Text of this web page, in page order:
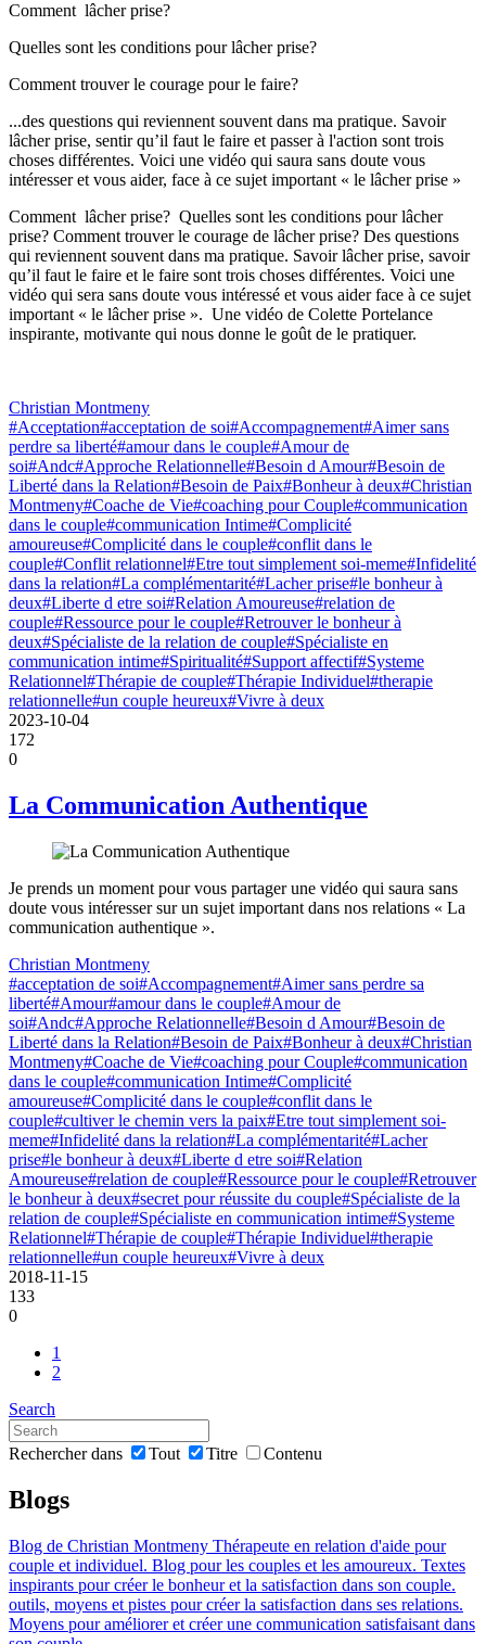
Comment lâcher prise?
Quelles sont les conditions pour lâcher prise?
Comment trouver le courage pour le faire?
...des questions qui reviennent souvent dans ma pratique. Savoir
lâcher prise, sentir qu’il faut le faire et passer à l'action sont trois
choses différentes. Voici une vidéo qui saura sans doute vous
intéresser et vous aider, face à ce sujet important « le lâcher prise »
Comment lâcher prise? Quelles sont les conditions pour lâcher
prise? Comment trouver le courage de lâcher prise? Des questions
qui reviennent souvent dans ma pratique. Savoir lâcher prise, savoir
qu’il faut le faire et le faire sont trois choses différentes. Voici une
vidéo qui sera sans doute vous intéressé et vous aider face à ce sujet
important « le lâcher prise ». Une vidéo de Colette Portelance
inspirante, motivante qui nous donne le goût de le pratiquer.
Christian Montmeny
#Acceptation#acceptation de soi#Accompagnement#Aimer sans
perdre sa liberté#amour dans le couple#Amour de
soi#Andc#Approche Relationnelle#Besoin d Amour#Besoin de
Liberté dans la Relation#Besoin de Paix#Bonheur à deux#Christian
Montmeny#Coache de Vie#coaching pour Couple#communication
dans le couple#communication Intime#Complicité
amoureuse#Complicité dans le couple#conflit dans le
couple#Conflit relationnel#Etre tout simplement soi-meme#Infidelité
dans la relation#La complémentarité#Lacher prise#le bonheur à
deux#Liberte d etre soi#Relation Amoureuse#relation de
couple#Ressource pour le couple#Retrouver le bonheur à
deux#Spécialiste de la relation de couple#Spécialiste en
communication intime#Spiritualité#Support affectif#Systeme
Relationnel#Thérapie de couple#Thérapie Individuel#therapie
relationnelle#un couple heureux#Vivre à deux
2023-10-04
172
0
La Communication Authentique
Je prends un moment pour vous partager une vidéo qui saura sans
doute vous intéresser sur un sujet important dans nos relations « La
communication authentique ».
Christian Montmeny
#acceptation de soi#Accompagnement#Aimer sans perdre sa
liberté#Amour#amour dans le couple#Amour de
soi#Andc#Approche Relationnelle#Besoin d Amour#Besoin de
Liberté dans la Relation#Besoin de Paix#Bonheur à deux#Christian
Montmeny#Coache de Vie#coaching pour Couple#communication
dans le couple#communication Intime#Complicité
amoureuse#Complicité dans le couple#conflit dans le
couple#cultiver le chemin vers la paix#Etre tout simplement soi-
meme#Infidelité dans la relation#La complémentarité#Lacher
prise#le bonheur à deux#Liberte d etre soi#Relation
Amoureuse#relation de couple#Ressource pour le couple#Retrouver
le bonheur à deux#secret pour réussite du couple#Spécialiste de la
relation de couple#Spécialiste en communication intime#Systeme
Relationnel#Thérapie de couple#Thérapie Individuel#therapie
relationnelle#un couple heureux#Vivre à deux
2018-11-15
133
0
1
2
Search
Rechercher dans Tout Titre Contenu
Blogs
Blog de Christian Montmeny Thérapeute en relation d'aide pour
couple et individuel. Blog pour les couples et les amoureux. Textes
inspirants pour créer le bonheur et la satisfaction dans son couple.
outils, moyens et pistes pour créer la satisfaction dans ses relations.
Moyens pour améliorer et créer une communication satisfaisant dans